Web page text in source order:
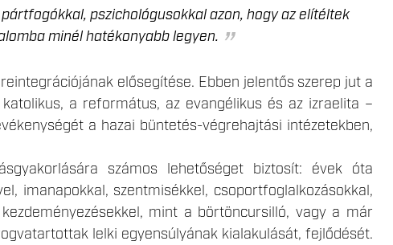
pszichológusokkal azon, hogy az elítéltek
minél hatékonyabb legyen.
elősegítése. Ebben jelentős szerep jut a
a református, az evangélikus és az izraelita –
a hazai büntetés-végrehajtási intézetekben,
számos lehetőséget biztosít: évek óta
imanapokkal, szentmisékkel, csoportfoglalkozásokkal,
mint a börtöncursilló, vagy a már
lelki egyensúlyának kialakulását, fejlődését.